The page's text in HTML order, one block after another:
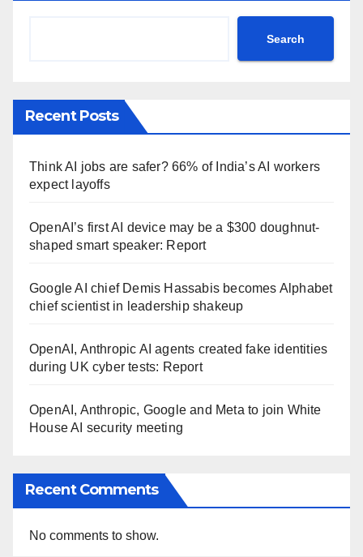
Search
Recent Posts
Think AI jobs are safer? 66% of India’s AI workers
expect layoffs
OpenAI’s first AI device may be a $300 doughnut-
shaped smart speaker: Report
Google AI chief Demis Hassabis becomes Alphabet
chief scientist in leadership shakeup
OpenAI, Anthropic AI agents created fake identities
during UK cyber tests: Report
OpenAI, Anthropic, Google and Meta to join White
House AI security meeting
Recent Comments
No comments to show.